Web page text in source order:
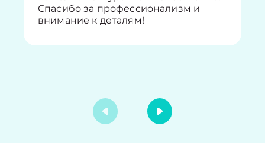
Спасибо за профессионализм и
внимание к деталям!